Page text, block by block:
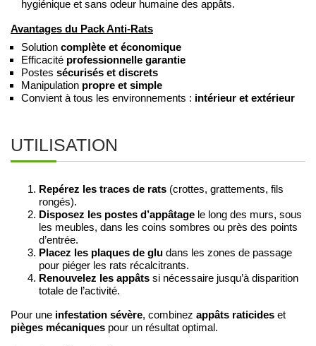
hygiénique et sans odeur humaine des appâts.
Avantages du Pack Anti-Rats
Solution complète et économique
Efficacité professionnelle garantie
Postes sécurisés et discrets
Manipulation propre et simple
Convient à tous les environnements : intérieur et extérieur
UTILISATION
Repérez les traces de rats (crottes, grattements, fils
rongés).
Disposez les postes d’appâtage le long des murs, sous
les meubles, dans les coins sombres ou près des points
d’entrée.
Placez les plaques de glu dans les zones de passage
pour piéger les rats récalcitrants.
Renouvelez les appâts si nécessaire jusqu’à disparition
totale de l’activité.
Pour une infestation sévère, combinez appâts raticides et
pièges mécaniques pour un résultat optimal.